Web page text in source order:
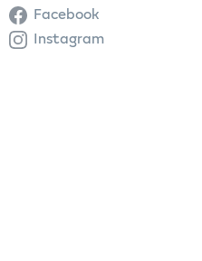
Facebook
Instagram